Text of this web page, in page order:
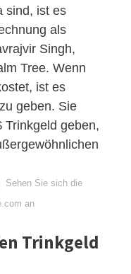
sind, ist es
als
Singh,
Tree. Wenn
ist es
geben. Sie
Trinkgeld geben,
Sehen Sie sich die
an
Trinkgeld